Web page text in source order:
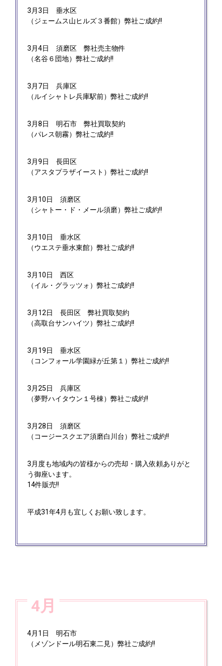
3月3日 垂水区
（ジェームス山ヒルズ３番館）弊社ご成約!!
3月4日 須磨区 弊社売主物件
（名谷６団地）弊社ご成約!!
3月7日 兵庫区
（ルイシャトレ兵庫駅前）弊社ご成約!!
3月8日 明石市 弊社買取契約
（パレス朝霧）弊社ご成約!!
3月9日 長田区
（アスタプラザイースト）弊社ご成約!!
3月10日 須磨区
（シャトー・ド・メール須磨）弊社ご成約!!
3月10日 垂水区
（ウエステ垂水東館）弊社ご成約!!
3月10日 西区
（イル・グラッツォ）弊社ご成約!!
3月12日 長田区 弊社買取契約
（高取台サンハイツ）弊社ご成約!!
3月19日 垂水区
（コンフォール学園緑が丘第１）弊社ご成約!!
3月25日 兵庫区
（夢野ハイタウン１号棟）弊社ご成約!!
3月28日 須磨区
（コージースクエア須磨白川台）弊社ご成約!!
3月度も地域内の皆様からの売却・購入依頼ありがと
う御座います。
14件販売!!
平成31年4月も宜しくお願い致します。
4月
4月1日 明石市
（メゾンドール明石東二見）弊社ご成約!!